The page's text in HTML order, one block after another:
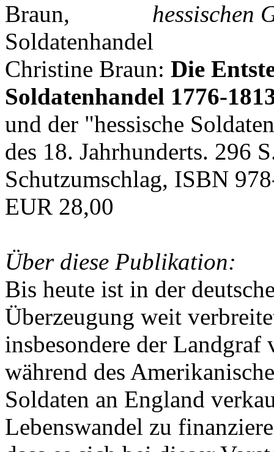
hessischen
Christine Braun: Die
Soldatenhandel 1776-
und der "hessische
des 18. Jahrhunderts. 296
Schutzumschlag, ISBN
EUR 28,00
Über diese Publikation:
Bis heute ist in der
Überzeugung weit
insbesondere der Landgraf
während des
Soldaten an England
Lebenswandel zu